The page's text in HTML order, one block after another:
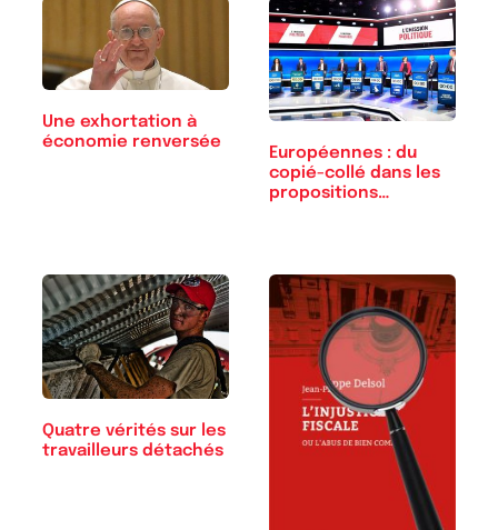
Une exhortation à
économie renversée
Européennes : du
copié-collé dans les
propositions…
Quatre vérités sur les
travailleurs détachés